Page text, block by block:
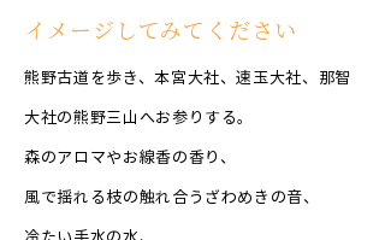
イメージしてみてください
熊野古道を歩き、本宮大社、速玉大社、那智
大社の熊野三山へお参りする。
森のアロマやお線香の香り、
風で揺れる枝の触れ合うざわめきの音、